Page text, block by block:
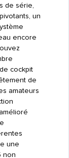
de série,
un
encore
cockpit
de
amateurs
une
non